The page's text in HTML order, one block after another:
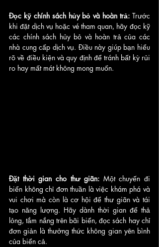
Đọc kỹ chính sách hủy bỏ và hoàn trả: Trước
khi đặt dịch vụ hoặc vé tham quan, hãy đọc kỹ
các chính sách hủy bỏ và hoàn trả của các
nhà cung cấp dịch vụ. Điều này giúp bạn hiểu
rõ về điều kiện và quy định để tránh bất kỳ rủi
ro hay mất mát không mong muốn.
Đặt thời gian cho thư giãn: Một chuyến đi
biển không chỉ đơn thuần là việc khám phá và
vui chơi mà còn là cơ hội để thư giãn và tái
tạo năng lượng. Hãy dành thời gian để thả
lỏng, tắm nắng trên bãi biển, đọc sách hay chỉ
đơn giản là thưởng thức không gian yên bình
của biển cả.